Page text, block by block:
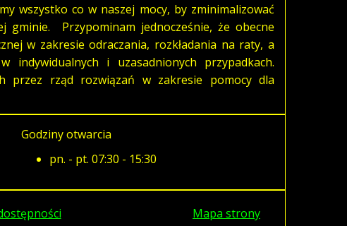
wszystko co w naszej mocy, by zminimalizować
gminie. Przypominam jednocześnie, że obecne
w zakresie odraczania, rozkładania na raty, a
indywidualnych i uzasadnionych przypadkach.
przez rząd rozwiązań w zakresie pomocy dla
Godziny otwarcia
pn. - pt. 07:30 - 15:30
Mapa strony